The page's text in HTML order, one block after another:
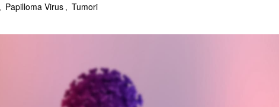
, Papilloma Virus , Tumori